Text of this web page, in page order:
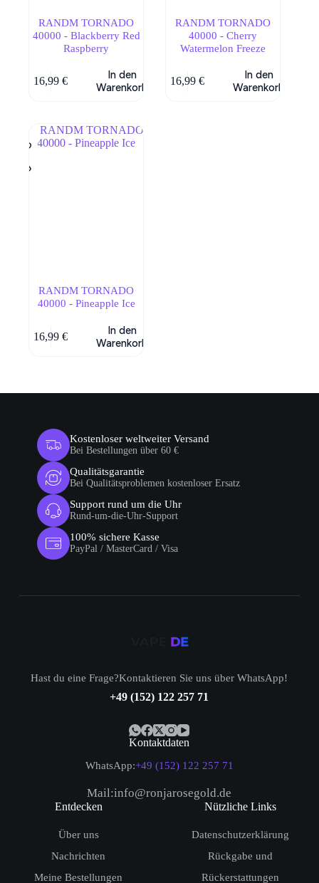
RANDM TORNADO
40000 - Blackberry Red
Raspberry
16,99€
In den
Warenkorb
RANDM TORNADO
40000 - Cherry
Watermelon Freeze
16,99€
In den
Warenkorb
RANDM TORNADO
40000 - Pineapple Ice
16,99€
In den
Warenkorb
Kostenloser weltweiter Versand
Bei Bestellungen über 60 €
Qualitätsgarantie
Bei Qualitätsproblemen kostenloser Ersatz
Support rund um die Uhr
Rund-um-die-Uhr-Support
100% sichere Kasse
PayPal / MasterCard / Visa
Hast du eine Frage?Kontaktieren Sie uns über WhatsApp!
+49 (152) 122 257 71
Kontaktdaten
WhatsApp:+49 (152) 122 257 71
Mail:info@ronjarosegold.de
Entdecken
Über uns
Nachrichten
Meine Bestellungen
Nützliche Links
Datenschutzerklärung
Rückgabe und
Rückerstattungen